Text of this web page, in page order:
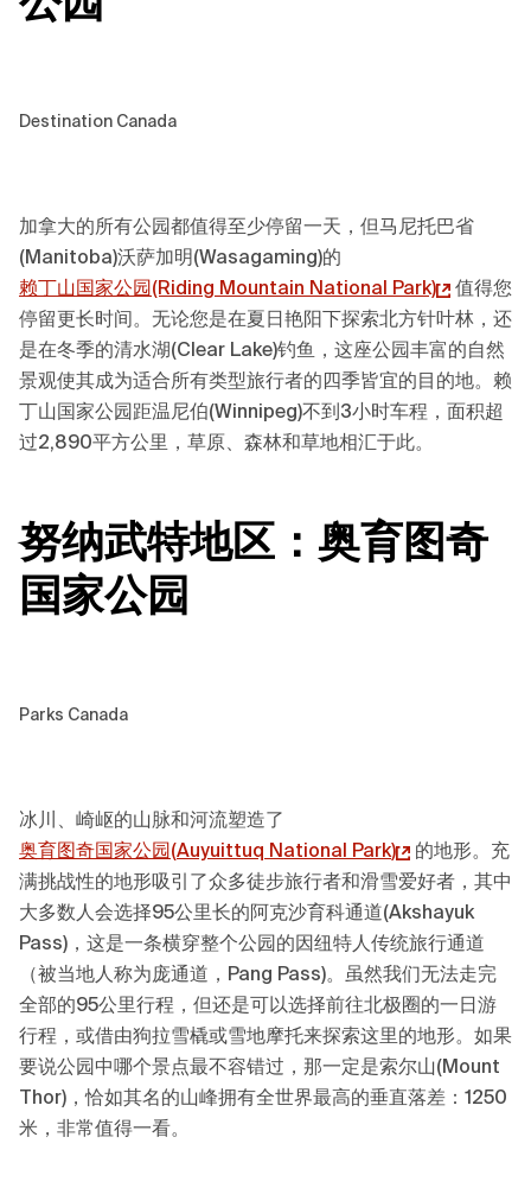
Destination Canada
加拿大的所有公园都值得至少停留一天，但马尼托巴省
(Manitoba)沃萨加明(Wasagaming)的
赖丁山 国家公园(Riding Mountain National Park)
值得您
停留更长时间。无论您是在夏日艳阳下探索北方针叶林，还
是在冬季的清水湖(Clear Lake)钓鱼，这座公园丰富的自然
景观使其成为适合所有类型旅行者的四季皆宜的目的地。赖
丁山国家公园距温尼伯(Winnipeg)不到3小时车程，面积超
过2,890平方公里，草原、森林和草地相汇于此。
努纳武特地区 ： 奥育图奇
国家公园
Parks Canada
冰川、崎岖的山脉和河流塑造了
奥育图奇国家公园(Auyuittuq National Park)
的地形。充
满挑战性的地形吸引了众多徒步旅行者和滑雪爱好者，其中
大多数人会选择95公里长的阿克沙育科通道(Akshayuk
Pass)，这是一条横穿整个公园的因纽特人传统旅行通道
（被当地人称为庞通道，Pang Pass)。虽然我们无法走完
全部的95公里行程，但还是可以选择前往北极圈的一日游
行程，或借由狗拉雪橇或雪地摩托来探索这里的地形。如果
要说公园中哪个景点最不容错过，那一定是索尔山(Mount
Thor)，恰如其名的山峰拥有全世界最高的垂直落差：1250
米，非常值得一看。